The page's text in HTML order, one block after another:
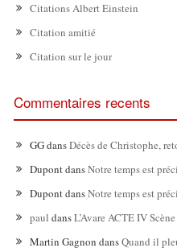
Citations Albert Einstein
Citation amitié
Citation sur le jour
Commentaires recents
GGdansDécès de Christophe,
DupontdansNotre temps est
DupontdansNotre temps est
paul dansL’Avare ACTE IV
Martin Gagnon dansQuand il